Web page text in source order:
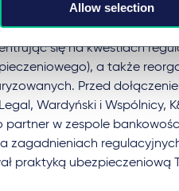
Allow selection
się w doradztwie
się na kwestiach
a także
Przed
Wardyński i Wspólnicy,
partner w zespole
zagadnieniach
praktyką ubezpieczeniową